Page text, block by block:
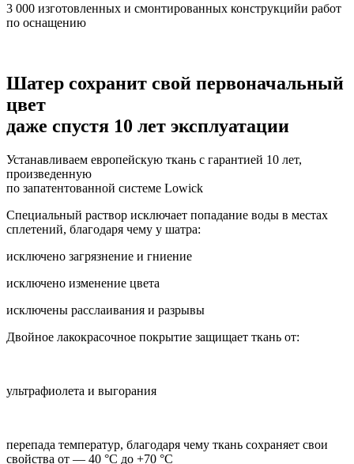
3 000 изготовленных и смонтированных конструкцийи работ
по оснащению
Шатер сохранит свой первоначальный
цвет
даже спустя 10 лет эксплуатации
Устанавливаем европейскую ткань с гарантией 10 лет,
произведенную
по запатентованной системе Lowick
Специальный раствор исключает попадание воды в местах
сплетений, благодаря чему у шатра:
исключено загрязнение и гниение
исключено изменение цвета
исключены расслаивания и разрывы
Двойное лакокрасочное покрытие защищает ткань от:
ультрафиолета и выгорания
перепада температур, благодаря чему ткань сохраняет свои
свойства от — 40 °C до +70 °C